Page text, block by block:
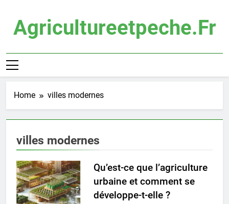
contentAgricultureetpeche.fr
Home villes modernes
villes modernes
Qu’est-ce que l’agriculture
urbaine et comment se
développe-t-elle ?